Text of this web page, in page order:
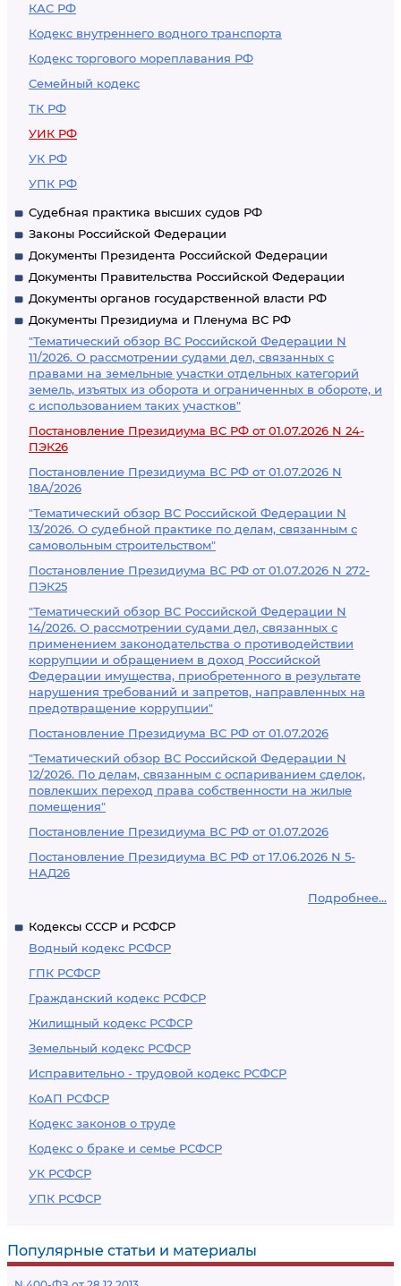
КАС РФ
Кодекс внутреннего водного транспорта
Кодекс торгового мореплавания РФ
Семейный кодекс
ТК РФ
УИК РФ
УК РФ
УПК РФ
Судебная практика высших судов РФ
Законы Российской Федерации
Документы Президента Российской Федерации
Документы Правительства Российской Федерации
Документы органов государственной власти РФ
Документы Президиума и Пленума ВС РФ
"Тематический обзор ВС Российской Федерации N
11/2026. О рассмотрении судами дел, связанных с
правами на земельные участки отдельных категорий
земель, изъятых из оборота и ограниченных в обороте, и
с использованием таких участков"
Постановление Президиума ВС РФ от 01.07.2026 N 24-
ПЭК26
Постановление Президиума ВС РФ от 01.07.2026 N
18А/2026
"Тематический обзор ВС Российской Федерации N
13/2026. О судебной практике по делам, связанным с
самовольным строительством"
Постановление Президиума ВС РФ от 01.07.2026 N 272-
ПЭК25
"Тематический обзор ВС Российской Федерации N
14/2026. О рассмотрении судами дел, связанных с
применением законодательства о противодействии
коррупции и обращением в доход Российской
Федерации имущества, приобретенного в результате
нарушения требований и запретов, направленных на
предотвращение коррупции"
Постановление Президиума ВС РФ от 01.07.2026
"Тематический обзор ВС Российской Федерации N
12/2026. По делам, связанным с оспариванием сделок,
повлекших переход права собственности на жилые
помещения"
Постановление Президиума ВС РФ от 01.07.2026
Постановление Президиума ВС РФ от 17.06.2026 N 5-
НАД26
Подробнее...
Кодексы СССР и РСФСР
Водный кодекс РСФСР
ГПК РСФСР
Гражданский кодекс РСФСР
Жилищный кодекс РСФСР
Земельный кодекс РСФСР
Исправительно - трудовой кодекс РСФСР
КоАП РСФСР
Кодекс законов о труде
Кодекс о браке и семье РСФСР
УК РСФСР
УПК РСФСР
Популярные статьи и материалы